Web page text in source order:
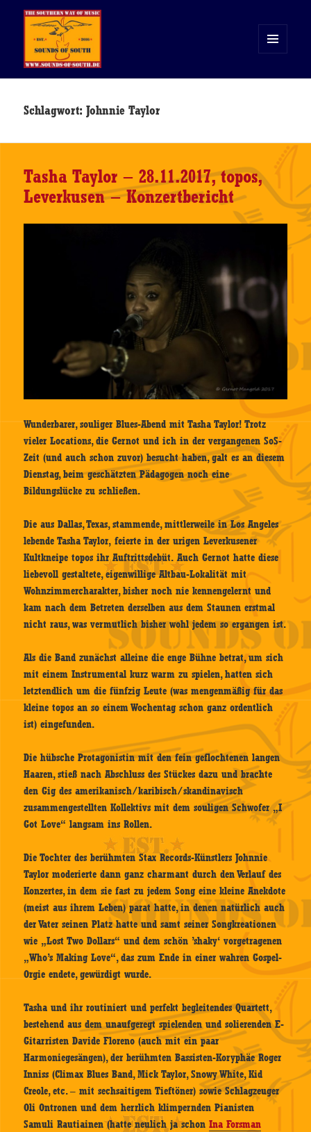
WIDGETS
Schlagwort:Johnnie Taylor
Tasha Taylor – 28.11.2017, topos,
Leverkusen – Konzertbericht
Wunderbarer, souliger Blues-Abend mit Tasha Taylor! Trotz
vieler Locations, die Gernot und ich in der vergangenen SoS-
Zeit (und auch schon zuvor) besucht haben, galt es an diesem
Dienstag, beim geschätzten Pädagogen noch eine
Bildungslücke zu schließen.
Die aus Dallas, Texas, stammende, mittlerweile in Los Angeles
lebende Tasha Taylor, feierte in der urigen Leverkusener
Kultkneipe topos ihr Auftrittsdebüt. Auch Gernot hatte diese
liebevoll gestaltete, eigenwillige Altbau-Lokalität mit
Wohnzimmercharakter, bisher noch nie kennengelernt und
kam nach dem Betreten derselben aus dem Staunen erstmal
nicht raus, was vermutlich bisher wohl jedem so ergangen ist.
Als die Band zunächst alleine die enge Bühne betrat, um sich
mit einem Instrumental kurz warm zu spielen, hatten sich
letztendlich um die fünfzig Leute (was mengenmäßig für das
kleine topos an so einem Wochentag schon ganz ordentlich
ist) eingefunden.
Die hübsche Protagonistin mit den fein geflochtenen langen
Haaren, stieß nach Abschluss des Stückes dazu und brachte
den Gig des amerikanisch/karibisch/skandinavisch
zusammengestellten Kollektivs mit dem souligen Schwofer „I
Got Love“ langsam ins Rollen.
Die Tochter des berühmten Stax Records-Künstlers Johnnie
Taylor moderierte dann ganz charmant durch den Verlauf des
Konzertes, in dem sie fast zu jedem Song eine kleine Anekdote
(meist aus ihrem Leben) parat hatte, in denen natürlich auch
der Vater seinen Platz hatte und samt seiner Songkreationen
wie „Lost Two Dollars“ und dem schön ’shaky‘ vorgetragenen
„Who’s Making Love“, das zum Ende in einer wahren Gospel-
Orgie endete, gewürdigt wurde.
Tasha und ihr routiniert und perfekt begleitendes Quartett,
bestehend aus dem unaufgeregt spielenden und solierenden E-
Gitarristen Davide Floreno (auch mit ein paar
Harmoniegesängen), der berühmten Bassisten-Koryphäe Roger
Inniss (Climax Blues Band, Mick Taylor, Snowy White, Kid
Creole, etc. – mit sechsaitigem Tieftöner) sowie Schlagzeuger
Oli Ontronen und dem herrlich klimpernden Pianisten
Samuli Rautiainen (hatte neulich ja schonIna Forsman